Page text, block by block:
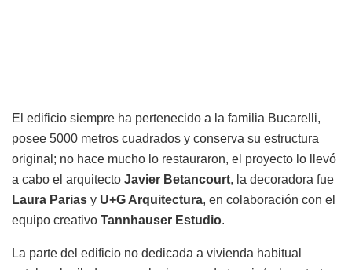
El edificio siempre ha pertenecido a la familia Bucarelli,
posee 5000 metros cuadrados y conserva su estructura
original; no hace mucho lo restauraron, el proyecto lo llevó
a cabo el arquitecto Javier Betancourt, la decoradora fue
Laura Parias y U+G Arquitectura, en colaboración con el
equipo creativo Tannhauser Estudio.
La parte del edificio no dedicada a vivienda habitual